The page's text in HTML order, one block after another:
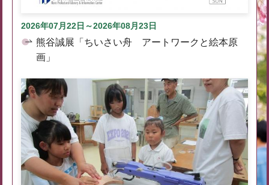
2026年07月22日～2026年08月23日
熊谷誠展「ちいさい舟 アートワークと絵本原
画」